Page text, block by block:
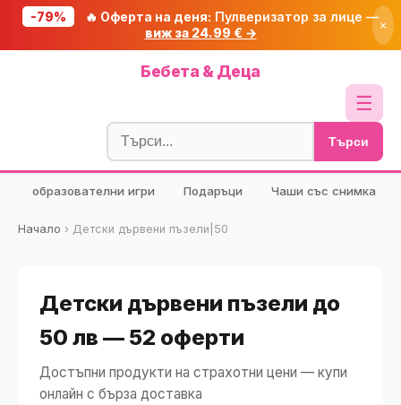
-79% 🔥 Оферта на деня: Пулверизатор за лице —
виж за 24.99 € →
×
Бебета & Деца
☰
Блог
🧮 Калкулатори
🔍 Намери продукт
🎁 Подарък
Търси
образователни игри Подаръци Чаши със снимка
Начало › Детски дървени пъзели|50
Детски дървени пъзели до
50 лв — 52 оферти
Достъпни продукти на страхотни цени — купи
онлайн с бърза доставка